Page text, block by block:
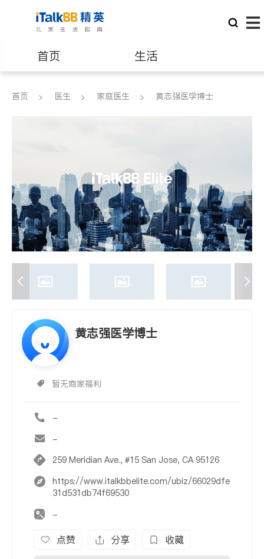
首页 生活
医生 律师
养老 非盈利组织
首页 医生 家庭医生 黄志强医学博士
黄志强医学博士
暂无商家福利
-
-
259 Meridian Ave., #15 San Jose, CA 95126
https://www.italkbbelite.com/ubiz/66029dfe
31d531db74f69530
-
点赞 分享 收藏